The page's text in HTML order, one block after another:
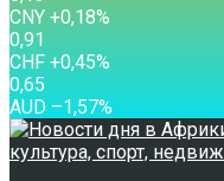
CNY +0,18%
0,91
CHF +0,45%
0,65
AUD –1,57%